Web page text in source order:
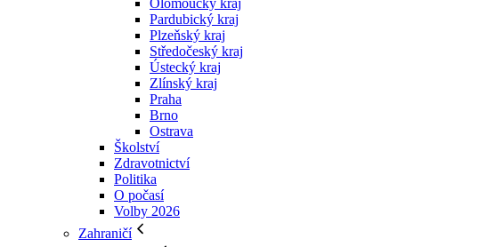
Olomoucký kraj
Pardubický kraj
Plzeňský kraj
Středočeský kraj
Ústecký kraj
Zlínský kraj
Praha
Brno
Ostrava
Školství
Zdravotnictví
Politika
O počasí
Volby 2026
Zahraničí